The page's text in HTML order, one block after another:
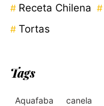
Receta Chilena
Tortas
Tags
Aquafaba canela